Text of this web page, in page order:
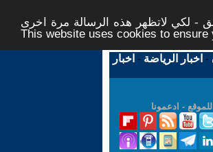
- لكي لاتظهر هذه الرسالة مرة اخرى -
This website uses cookies to
- اخبار الرياضة - اخبار
للموقع - ادعمونا